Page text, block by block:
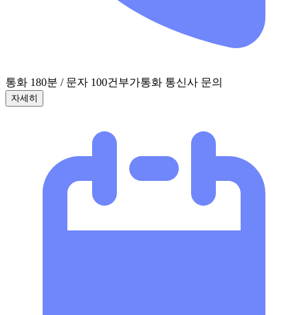
통화 180분 / 문자 100건 부가통화 통신사 문의
자세히